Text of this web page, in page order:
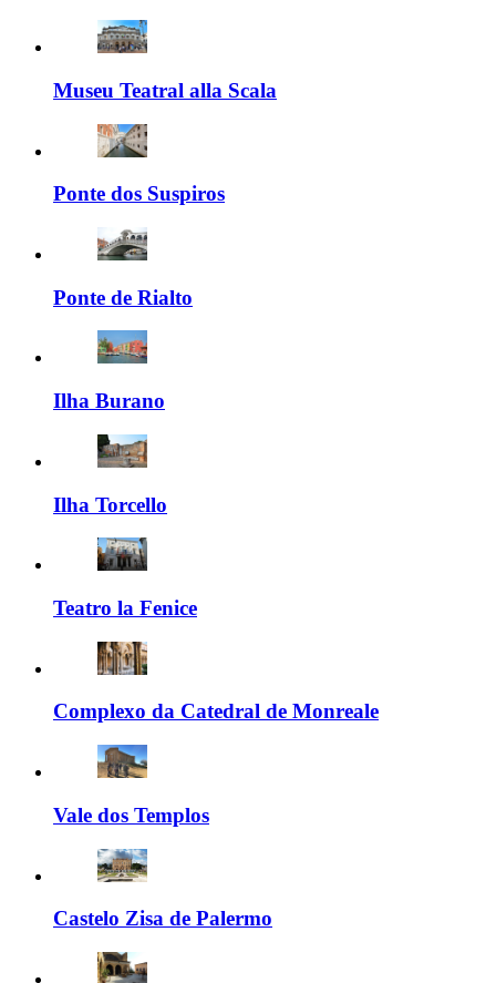
Museu Teatral alla Scala
Ponte dos Suspiros
Ponte de Rialto
Ilha Burano
Ilha Torcello
Teatro la Fenice
Complexo da Catedral de Monreale
Vale dos Templos
Castelo Zisa de Palermo